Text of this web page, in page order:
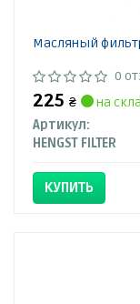
Масляный фильтр
0
225 ₴
на
Артикул:
HENGST FILTER
КУПИТЬ